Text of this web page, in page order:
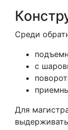
Среди
с
Для